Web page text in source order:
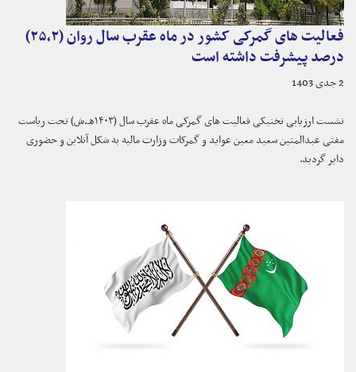
فعالیت های گمرکی کشور در ماه عقرب سال روان (۲۵،۲)
درصد پیشرفت داشته است
2 جدی 1403
نشست ارزیابی تخنیکی فعالیت های گمرکی ماه عقرب سال (۱۴۰۳هـ.ش) تحت ریاست
مفتی عبدالمتین سعید معین عواید و گمرکات وزارت مالیه به شکل آنلاین و حضوری
دایر گردید.